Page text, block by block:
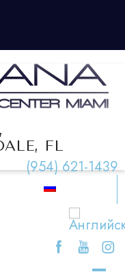
FL
(954) 621-1439